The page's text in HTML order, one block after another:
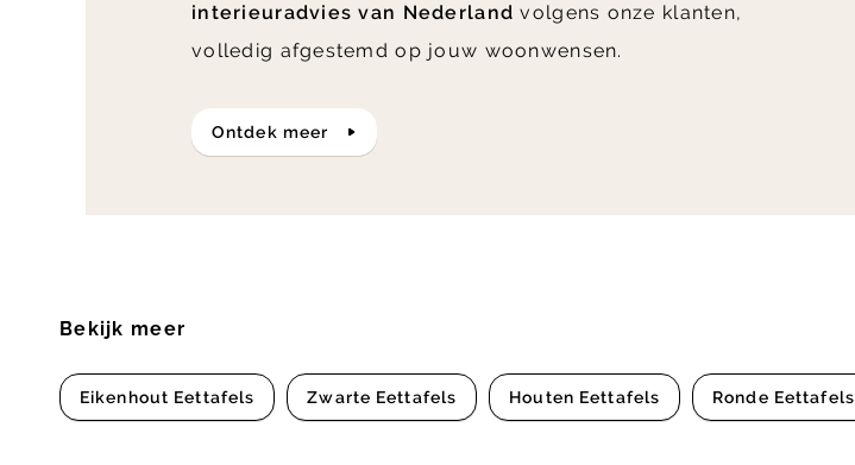
interieuradvies van Nederland volgens onze klanten,
volledig afgestemd op jouw woonwensen.
ontdek meer
Bekijk meer
Eikenhout Eettafels Zwarte Eettafels Houten Eettafels Ronde Eettafels